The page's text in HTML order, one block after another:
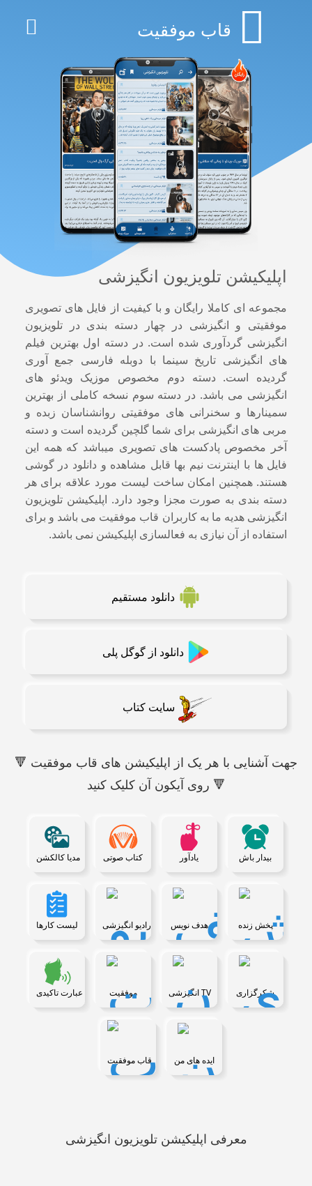
قاب موفقیت
اپلیکیشن تلویزیون انگیزشی
مجموعه ای کاملا رایگان و با کیفیت از فایل های تصویری
موفقیتی و انگیزشی در چهار دسته بندی در تلویزیون
انگیزشی گردآوری شده است. در دسته اول بهترین فیلم
های انگیزشی تاریخ سینما با دوبله فارسی جمع آوری
گردیده است. دسته دوم مخصوص موزیک ویدئو های
انگیزشی می باشد. در دسته سوم نسخه کاملی از بهترین
سمینارها و سخنرانی های موفقیتی روانشناسان زبده و
مربی های انگیزشی برای شما گلچین گردیده است و دسته
آخر مخصوص پادکست های تصویری میباشد که همه این
فایل ها با اینترنت نیم بها قابل مشاهده و دانلود در گوشی
هستند. همچنین امکان ساخت لیست مورد علاقه برای هر
دسته بندی به صورت مجزا وجود دارد. اپلیکیشن تلویزیون
انگیزشی هدیه ما به کاربران قاب موفقیت می باشد و برای
استفاده از آن نیازی به فعالسازی اپلیکیشن نمی باشد.
دانلود مستقیم
دانلود از گوگل پلی
سایت کتاب
🔻 جهت آشنایی با هر یک از اپلیکیشن های قاب موفقیت
روی آیکون آن کلیک کنید 🔻
مدیا کالکشن کتاب صوتی یادآور بیدار باش
لیست کارها رادیو انگیزشی هدف نویس پخش زنده
عبارت تاکیدی موفقیت انگیزشی TV شکرگزاری
قاب موفقیت ایده های من
معرفی اپلیکیشن تلویزیون انگیزشی